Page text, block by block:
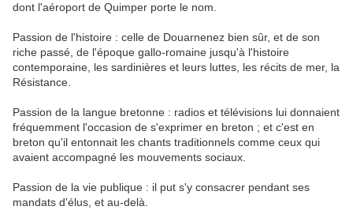
dont l'aéroport de Quimper porte le nom.
Passion de l'histoire : celle de Douarnenez bien sûr, et de son
riche passé, de l'époque gallo-romaine jusqu'à l'histoire
contemporaine, les sardinières et leurs luttes, les récits de mer, la
Résistance.
Passion de la langue bretonne : radios et télévisions lui donnaient
fréquemment l'occasion de s'exprimer en breton ; et c'est en
breton qu'il entonnait les chants traditionnels comme ceux qui
avaient accompagné les mouvements sociaux.
Passion de la vie publique : il put s'y consacrer pendant ses
mandats d'élus, et au-delà.